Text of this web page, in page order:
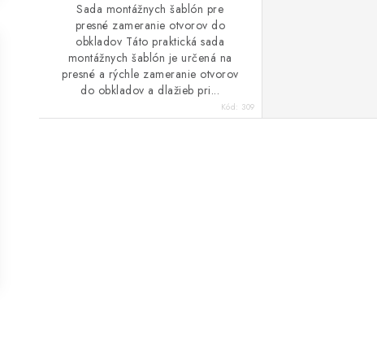
Sada montážnych šablón pre
presné zameranie otvorov do
obkladov Táto praktická sada
montážnych šablón je určená na
presné a rýchle zameranie otvorov
do obkladov a dlažieb pri...
Kód: 309